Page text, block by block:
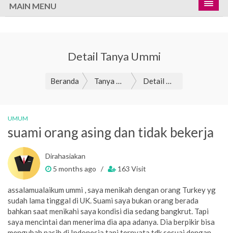
MAIN MENU
Detail Tanya Ummi
Beranda Tanya Ummi Detail Tanya Ummi
UMUM
suami orang asing dan tidak bekerja
Dirahasiakan
5 months ago /
163 Visit
assalamualaikum ummi , saya menikah dengan orang Turkey yg
sudah lama tinggal di UK. Suami saya bukan orang berada
bahkan saat menikahi saya kondisi dia sedang bangkrut. Tapi
saya mencintai dan menerima dia apa adanya. Dia berpikir bisa